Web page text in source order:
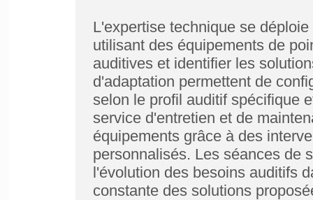
L'expertise technique se
utilisant des équipements de
auditives et identifier les
d'adaptation permettent de
selon le profil auditif spécifique
service d'entretien et de
équipements grâce à des
personnalisés. Les séances de
l'évolution des besoins auditifs
constante des solutions